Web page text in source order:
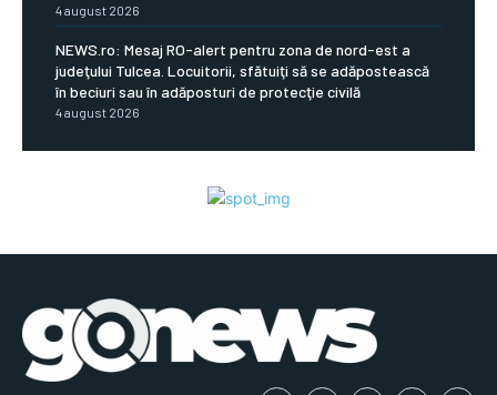
4 august 2026
NEWS.ro: Mesaj RO-alert pentru zona de nord-est a
judeţului Tulcea. Locuitorii, sfătuiţi să se adăpostească
în beciuri sau în adăposturi de protecţie civilă
4 august 2026